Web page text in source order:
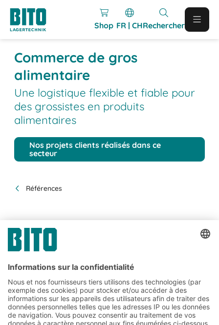
Shop FR | CHRechercher
Commerce de gros
alimentaire
Une logistique flexible et fiable pour
des grossistes en produits
alimentaires
Nos projets clients réalisés dans ce
secteur
Références
Références dans le secteur du
commerce de gros alimentaire
Abonnez-vous à la lettre
d'information de BITO :